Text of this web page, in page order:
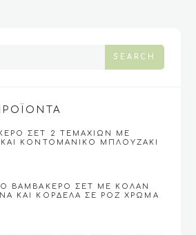
SEARCH
ΣΕΤ 2 ΤΕΜΑΧΊΩΝ ΜΕ
ΚΟΝΤΟΜΆΝΙΚΟ ΜΠΛΟΥΖΆΚΙ
ΒΑΜΒΑΚΕΡΌ ΣΕΤ ΜΕ ΚΟΛΆΝ
ΚΑΙ ΚΟΡΔΈΛΑ ΣΕ ΡΟΖ ΧΡΏΜΑ